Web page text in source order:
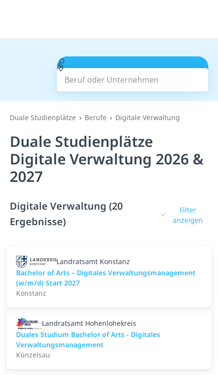
Beruf oder Unternehmen
Suchen
Duale Studienplätze Berufe Digitale Verwaltung
Duale Studienplätze
Digitale Verwaltung 2026 &
2027
Digitale Verwaltung (20
Ergebnisse)
Filter
anzeigen
Landratsamt Konstanz
Bachelor of Arts – Digitales Verwaltungsmanagement
(w/m/d) Start 2027
Konstanz
Landratsamt Hohenlohekreis
Duales Studium Bachelor of Arts - Digitales
Verwaltungsmanagement
Künzelsau